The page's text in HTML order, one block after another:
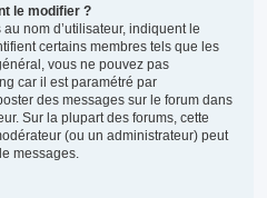
le modifier ?
nom d’utilisateur, indiquent le
certains membres tels que les
vous ne pouvez pas
car il est paramétré par
des messages sur le forum dans
Sur la plupart des forums, cette
(ou un administrateur) peut
messages.